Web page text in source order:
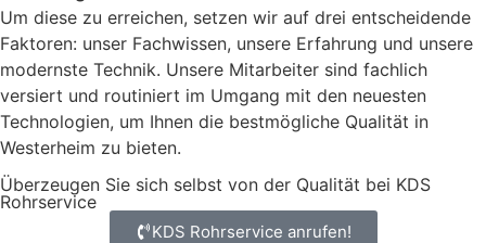
Um diese zu erreichen, setzen wir auf drei entscheidende
Faktoren: unser Fachwissen, unsere Erfahrung und unsere
modernste Technik. Unsere Mitarbeiter sind fachlich
versiert und routiniert im Umgang mit den neuesten
Technologien, um Ihnen die bestmögliche Qualität in
Westerheim zu bieten.
Überzeugen Sie sich selbst von der Qualität bei KDS
Rohrservice
KDS Rohrservice anrufen!